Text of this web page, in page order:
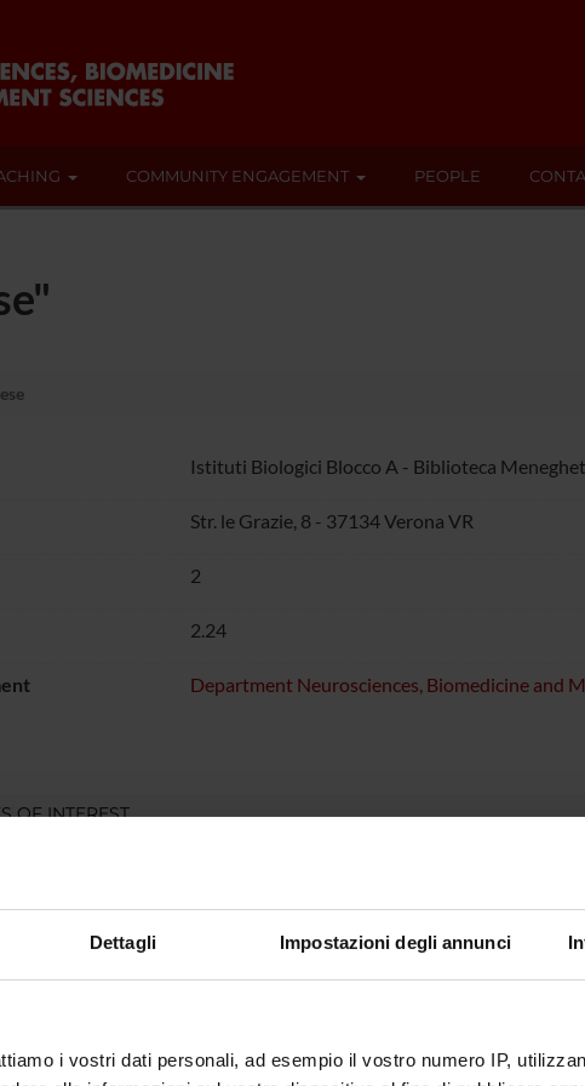
Dettagli Impostazioni degli annunci
i vostri dati personali, ad esempio il vostro numero IP,
COMMUNITY ENGAGEMENT PEOPLE
Istituti Biologici Blocco A - Biblioteca
Str. le Grazie, 8 - 37134 Verona VR
2
2.24
Department Neurosciences, Biomedicine and
OF INTEREST